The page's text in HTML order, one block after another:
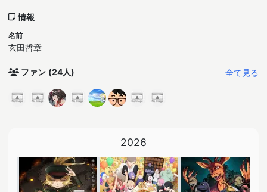
情報
名前
玄田哲章
ファン (24人) 全て見る
2026